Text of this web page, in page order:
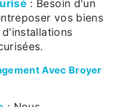
: Besoin d'un
vos biens
Avec Broyer